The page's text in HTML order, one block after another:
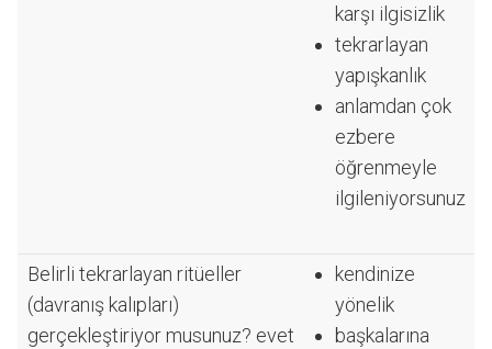
karşı ilgisizlik
tekrarlayan
yapışkanlık
anlamdan çok
ezbere
öğrenmeyle
ilgileniyorsunuz
Belirli tekrarlayan ritüeller
(davranış kalıpları)
gerçekleştiriyor musunuz? evet
kendinize
yönelik
başkalarına